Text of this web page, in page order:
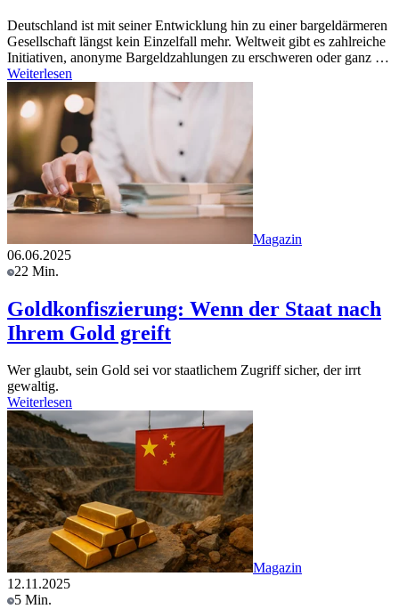
Deutschland ist mit seiner Entwicklung hin zu einer bargeldärmeren
Gesellschaft längst kein Einzelfall mehr. Weltweit gibt es zahlreiche
Initiativen, anonyme Bargeldzahlungen zu erschweren oder ganz …
Weiterlesen
Magazin
06.06.2025
22 Min.
Goldkonfiszierung: Wenn der Staat nach
Ihrem Gold greift
Wer glaubt, sein Gold sei vor staatlichem Zugriff sicher, der irrt
gewaltig.
Weiterlesen
Magazin
12.11.2025
5 Min.